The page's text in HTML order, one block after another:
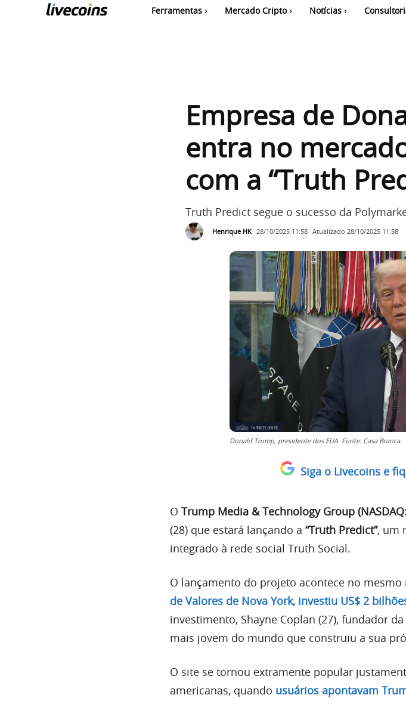
Ferramentas Mercado Cripto Notícias
Empresa de
entra no
com a “Truth
Truth Predict segue o sucesso da
Henrique HK 28/10/2025 11:58 Atualizado 28/10/2025 11:58
Donald Trump, presidente dos EUA. Fonte: Casa Branca.
Siga o Livecoins e
O Trump Media & Technology Group
(28) que estará lançando a “Truth Predict”, um
integrado à rede social Truth Social.
O lançamento do projeto acontece no mesmo
de Valores de Nova York, investiu US$ 2
investimento, Shayne Coplan (27), fundador
mais jovem do mundo que construiu a sua
O site se tornou extramente popular
americanas, quando usuários apontavam